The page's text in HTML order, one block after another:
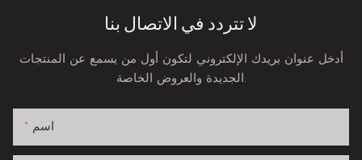
لا تتردد في الاتصال بنا
أدخل عنوان بريدك الإلكتروني لتكون أول من يسمع عن المنتجات
اسم